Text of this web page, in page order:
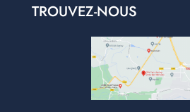
TROUVEZ-NOUS